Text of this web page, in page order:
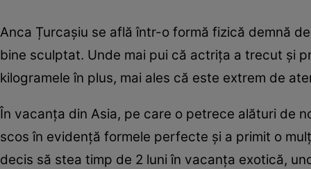
Anca Țurcașiu se află într-o formă fizică demnă
bine sculptat. Unde mai pui că actrița a trecut și
kilogramele în plus, mai ales că este extrem de
În vacanța din Asia, pe care o petrece alături de
scos în evidență formele perfecte și a primit o
decis să stea timp de 2 luni în vacanța exotică,